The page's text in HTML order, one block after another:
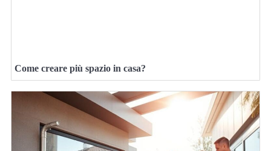
Come creare più spazio in casa?